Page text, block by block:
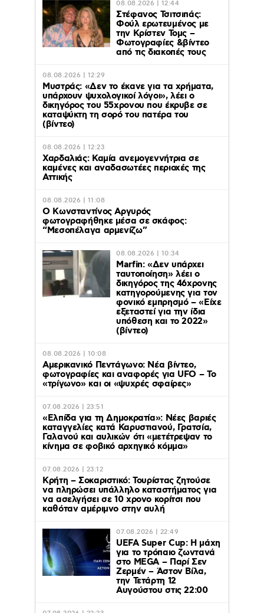
08.08.2026 | 12:44
Στέφανος Τσιτσιπάς:
Φούλ ερωτευμένος με
την Κρίστεν Τομς –
Φωτογραφίες &βίντεο
από τις διακοπές τους
08.08.2026 | 12:29
Μυστράς: «Δεν το έκανε για τα χρήματα,
υπάρχουν ψυχολογικοί λόγοι», λέει ο
δικηγόρος του 55χρονου που έκρυβε σε
καταψύκτη τη σορό του πατέρα του
(βίντεο)
08.08.2026 | 12:23
Χαρδαλιάς: Καμία ανεμογεννήτρια σε
καμένες και αναδασωτέες περιοχές της
Αττικής
08.08.2026 | 11:08
Ο Κωνσταντίνος Αργυρός
φωτογραφήθηκε μέσα σε σκάφος:
“Μεσοπέλαγα αρμενίζω”
08.08.2026 | 10:34
Marfin: «Δεν υπάρχει
ταυτοποίηση» λέει ο
δικηγόρος της 46χρονης
κατηγορούμενης για τον
φονικό εμπρησμό – «Είχε
εξεταστεί για την ίδια
υπόθεση και το 2022»
(βίντεο)
08.08.2026 | 10:08
Αμερικανικό Πεντάγωνο: Νέα βίντεο,
φωτογραφίες και αναφορές για UFO – Το
«τρίγωνο» και οι «ψυχρές σφαίρες»
07.08.2026 | 23:51
«Ελπίδα για τη Δημοκρατία»: Νέες βαριές
καταγγελίες κατά Καρυστιανού, Γρατσία,
Γαλανού και αυλικών ότι «μετέτρεψαν το
κίνημα σε φοβικό αρχηγικό κόμμα»
07.08.2026 | 23:12
Κρήτη – Σοκαριστικό: Τουρίστας ζητούσε
να πληρώσει υπάλληλο καταστήματος για
να ασελγήσει σε 10 χρονο κορίτσι που
καθόταν αμέριμνο στην αυλή
07.08.2026 | 22:49
UEFA Super Cup: Η μάχη
για το τρόπαιο ζωντανά
στο MEGA – Παρί Σεν
Ζερμέν – Άστον Βίλα,
την Τετάρτη 12
Αυγούστου στις 22:00